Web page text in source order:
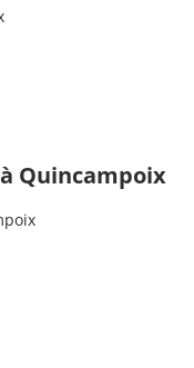
Quincampoix